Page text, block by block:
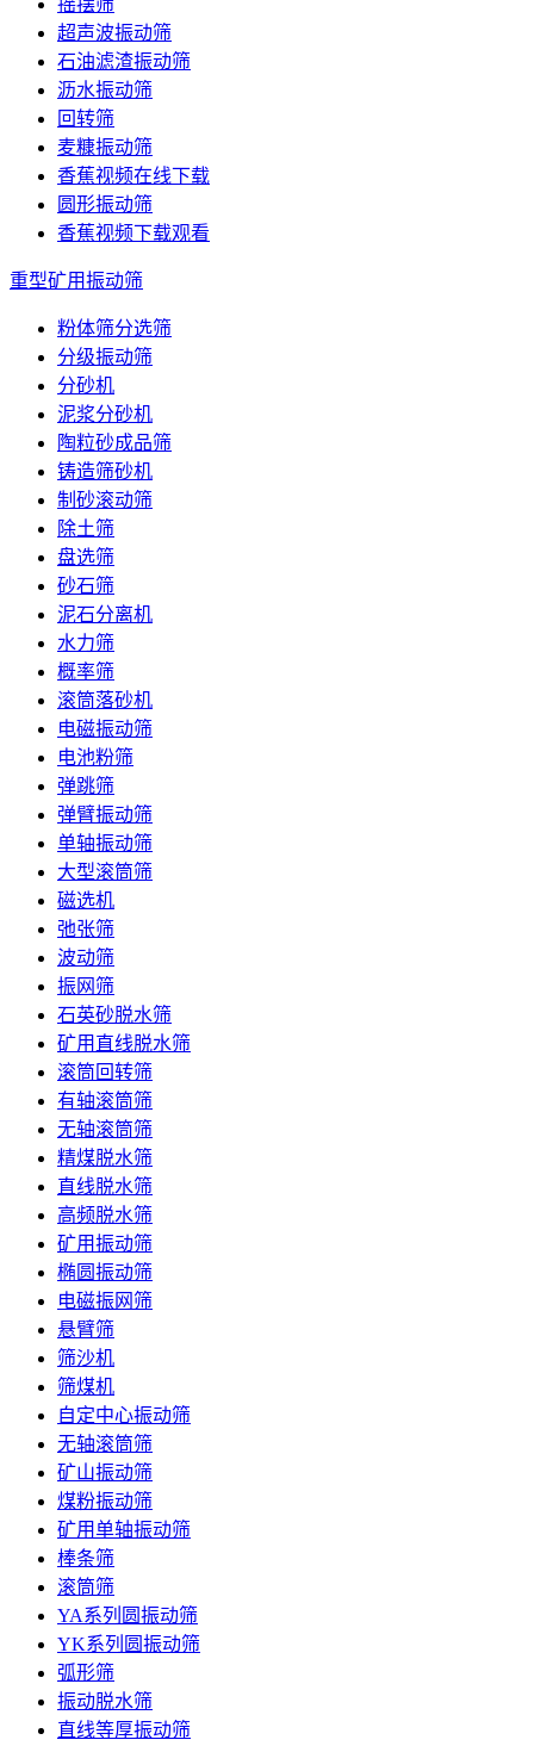
超声波振动筛
石油滤渣振动筛
沥水振动筛
回转筛
麦糠振动筛
香蕉视频在线下载
圆形振动筛
香蕉视频下载观看
重型矿用振动筛
粉体筛分选筛
分级振动筛
分砂机
泥浆分砂机
陶粒砂成品筛
铸造筛砂机
制砂滚动筛
除土筛
盘选筛
砂石筛
泥石分离机
水力筛
概率筛
滚筒落砂机
电磁振动筛
电池粉筛
弹跳筛
弹臂振动筛
单轴振动筛
大型滚筒筛
磁选机
弛张筛
波动筛
振网筛
石英砂脱水筛
矿用直线脱水筛
滚筒回转筛
有轴滚筒筛
无轴滚筒筛
精煤脱水筛
直线脱水筛
高频脱水筛
矿用振动筛
椭圆振动筛
电磁振网筛
悬臂筛
筛沙机
筛煤机
自定中心振动筛
无轴滚筒筛
矿山振动筛
煤粉振动筛
矿用单轴振动筛
棒条筛
滚筒筛
YA系列圆振动筛
YK系列圆振动筛
弧形筛
振动脱水筛
直线等厚振动筛